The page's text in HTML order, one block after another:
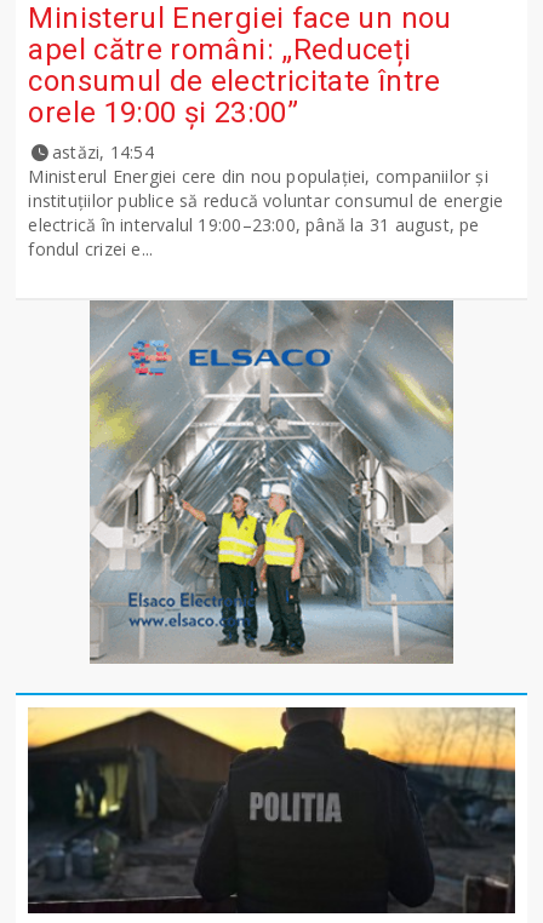
Ministerul Energiei face un nou
apel către români: „Reduceți
consumul de electricitate între
orele 19:00 și 23:00”
astăzi, 14:54
Ministerul Energiei cere din nou populației, companiilor și
instituțiilor publice să reducă voluntar consumul de energie
electrică în intervalul 19:00–23:00, până la 31 august, pe
fondul crizei e...